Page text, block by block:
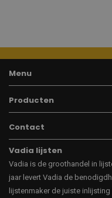
Menu
Producten
Contact
Vadia lijsten
Vadia is de groothandel in
jaar levert Vadia de
lijstenmaker de juiste inlijsting